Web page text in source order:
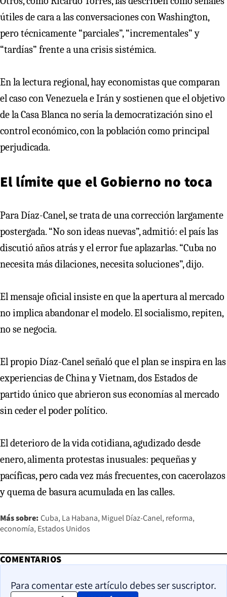
útiles de cara a las conversaciones con Washington,
pero técnicamente “parciales”, “incrementales” y
“tardías” frente a una crisis sistémica.
En la lectura regional, hay economistas que comparan
el caso con Venezuela e Irán y sostienen que el objetivo
de la Casa Blanca no sería la democratización sino el
control económico, con la población como principal
perjudicada.
El límite que el Gobierno no toca
Para Díaz-Canel, se trata de una corrección largamente
postergada. “No son ideas nuevas”, admitió: el país las
discutió años atrás y el error fue aplazarlas. “Cuba no
necesita más dilaciones, necesita soluciones”, dijo.
El mensaje oficial insiste en que la apertura al mercado
no implica abandonar el modelo. El socialismo, repiten,
no se negocia.
El propio Díaz-Canel señaló que el plan se inspira en las
experiencias de China y Vietnam, dos Estados de
partido único que abrieron sus economías al mercado
sin ceder el poder político.
El deterioro de la vida cotidiana, agudizado desde
enero, alimenta protestas inusuales: pequeñas y
pacíficas, pero cada vez más frecuentes, con cacerolazos
y quema de basura acumulada en las calles.
Más sobre: Cuba La Habana Miguel Díaz-Canel reforma
economía Estados Unidos
COMENTARIOS
Para comentar este artículo debes ser suscriptor.